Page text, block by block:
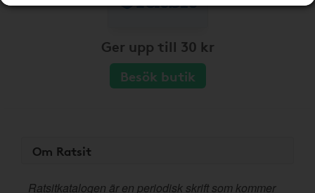
Ger upp till 30 kr
Besök butik
Om Ratsit
Ratsitkatalogen är en periodisk skrift som kommer